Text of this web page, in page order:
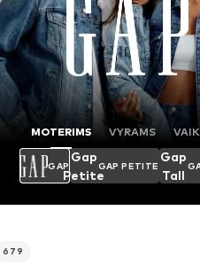
MOTERIMS VYRAMS
GAP
Gap
Petite
GAP PETITE
Gap
Tall
679